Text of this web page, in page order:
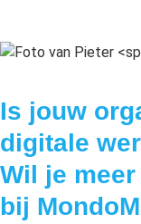
Is jouw
digitale
Wil je
bij